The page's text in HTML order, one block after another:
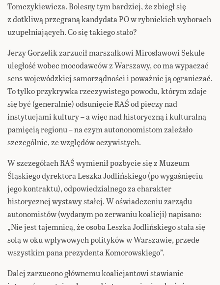
Tomczykiewicza. Bolesny tym bardziej, że zbiegł się
z dotkliwą przegraną kandydata PO w rybnickich wyborach
uzupełniających. Co się takiego stało?
Jerzy Gorzelik zarzucił marszałkowi Mirosławowi Sekule
uległość wobec mocodawców z Warszawy, co ma wypaczać
sens wojewódzkiej samorządności i poważnie ją ograniczać.
To tylko przykrywka rzeczywistego powodu, którym zdaje
się być (generalnie) odsunięcie RAŚ od pieczy nad
instytucjami kultury – a więc nad historyczną i kulturalną
pamięcią regionu – na czym autononomistom zależało
szczególnie, ze względów oczywistych.
W szczegółach RAŚ wymienił pozbycie się z Muzeum
Śląskiego dyrektora Leszka Jodlińskiego (po wygaśnięciu
jego kontraktu), odpowiedzialnego za charakter
historycznej wystawy stałej. W oświadczeniu zarządu
autonomistów (wydanym po zerwaniu koalicji) napisano:
„Nie jest tajemnicą, że osoba Leszka Jodlińskiego stała się
solą w oku wpływowych polityków w Warszawie, przede
wszystkim pana prezydenta Komorowskiego”.
Dalej zarzucono głównemu koalicjantowi stawianie